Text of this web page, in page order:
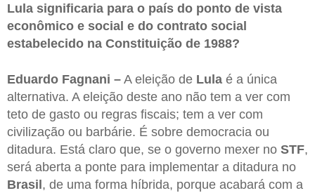
Lula significaria para o país do ponto de vista
econômico e social e do contrato social
estabelecido na Constituição de 1988?
Eduardo Fagnani – A eleição de Lula é a única
alternativa. A eleição deste ano não tem a ver com
teto de gasto ou regras fiscais; tem a ver com
civilização ou barbárie. É sobre democracia ou
ditadura. Está claro que, se o governo mexer no STF,
será aberta a ponte para implementar a ditadura no
Brasil , de uma forma híbrida, porque acabará com a